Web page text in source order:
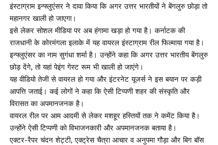
इंस्टाग्राम इन्फ्लुएंसर ने दावा किया कि अगर उत्तर भारतीयों ने बेंगलुरु छोड़ा तो
महानगर खाली हो जाएगा।
इसे लेकर सोशल मीडिया पर अब हंगामा खड़ा हो गया है। कर्नाटक की
राजधानी के कोरमंगला इलाके में यह वायरल इंस्टाग्राम रील फिल्माया गया है।
इन्फ्लुएंसर का नाम सुगंधा शर्मा है। उन्होंने कहा कि अगर उत्तर भारतीय बेंगलुरु
छोड़ देंगे, तो यहां पेइंग गेस्ट रूम भी खाली हो जाएंगे।
यह वीडियो तेजी से वायरल हो गया और इंटरनेट यूजर्स ने इस बयान पर कड़ी
आपत्ति जताई। कई लोगों ने कहा कि ऐसी टिप्पणी शहर की संस्कृति और
विरासत का अपमानजनक है।
वायरल रील पर आम आदमी से लेकर मशहूर हस्तियों तक ने कमेंट किया है।
उन्होंने ऐसी टिप्पणी को विभाजनकारी और अपमानजनक बताया है।
एक्टर-रैपर चंदन शेट्टी, एक्ट्रेस चैत्रा आचार व अनुपमा गौड़ा और बिग बॉस